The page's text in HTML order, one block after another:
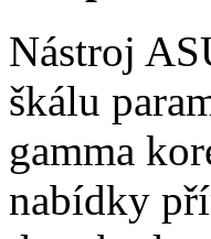
Nástroj
škálu
gamma
nabídky